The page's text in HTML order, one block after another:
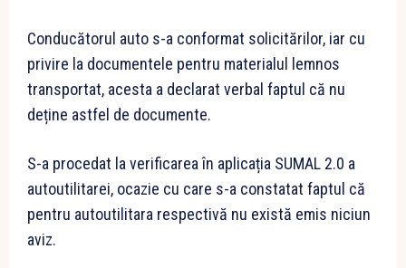
Conducătorul auto s-a conformat solicitărilor, iar cu
privire la documentele pentru materialul lemnos
transportat, acesta a declarat verbal faptul că nu
deține astfel de documente.
S-a procedat la verificarea în aplicația SUMAL 2.0 a
autoutilitarei, ocazie cu care s-a constatat faptul că
pentru autoutilitara respectivă nu există emis niciun
aviz.